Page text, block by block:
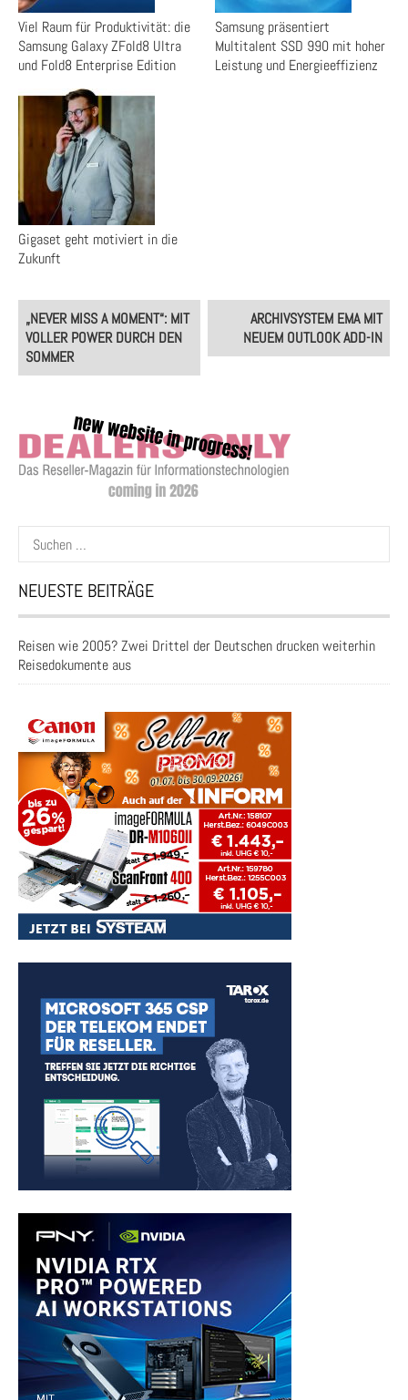
Viel Raum für Produktivität: die
Samsung Galaxy ZFold8 Ultra
und Fold8 Enterprise Edition
Samsung präsentiert
Multitalent SSD 990 mit hoher
Leistung und Energieeffizienz
Gigaset geht motiviert in die
Zukunft
Post
navigation
„NEVER MISS A MOMENT“: MIT
VOLLER POWER DURCH DEN
SOMMER
ARCHIVSYSTEM EMA MIT
NEUEM OUTLOOK ADD-IN
Suchen
nach:
NEUESTE BEITRÄGE
Reisen wie 2005? Zwei Drittel der Deutschen drucken weiterhin
Reisedokumente aus